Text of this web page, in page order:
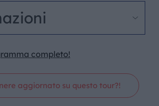
completo!
aggiornato su questo tour?!